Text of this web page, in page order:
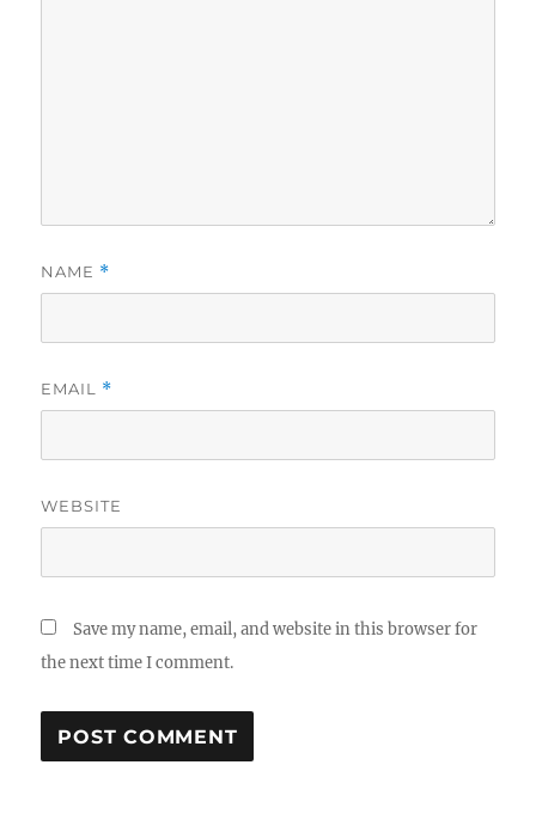
NAME *
EMAIL *
WEBSITE
Save my name, email, and website in this browser for
the next time I comment.